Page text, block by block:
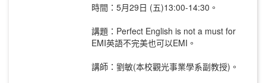
時間：5月29日 (五)13:00-14:30。
講題：Perfect English is not a must for
EMI英語不完美也可以EMI。
講師：劉敏(本校觀光事業學系副教授)。